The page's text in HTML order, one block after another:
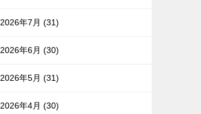
2026年7月 (31)
2026年6月 (30)
2026年5月 (31)
2026年4月 (30)